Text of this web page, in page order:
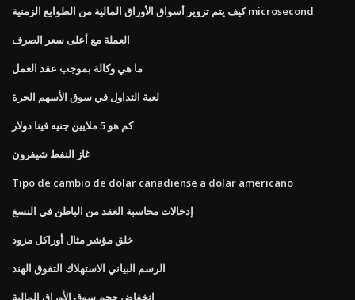
كيف يتم تزوير أسواق الأوراق المالية من الطوابع الزمنية microsecond
العملة مع أعلى سعر الصرف
ما هي وكالة بموجب عقد العمل
لعبة التداول في سوق الأسهم الحرة
كم هو 5 ملايين جنيه فينا دولار
غاز النفط شيفرون
Tipo de cambio de dolar canadiense a dolar americano
إدخالات محاسبة العقد من الباطن في النسغ
خلق مؤشر مثال أوراكل مزود
الرسم البياني الاستهلاك التفوق الهند
انخفاض حجم سوق الأوراق المالية